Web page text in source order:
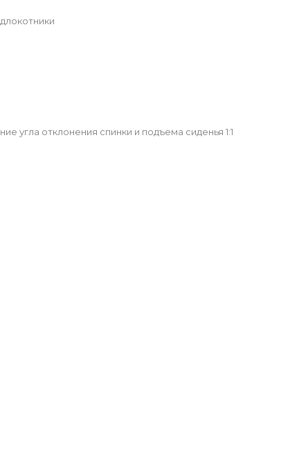
угла отклонения спинки и подъема сиденья 1:1